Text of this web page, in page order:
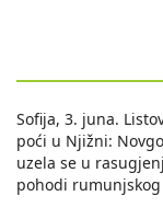
Sofija, 3. juna.
poći u Njižni:
uzela se u
pohodi